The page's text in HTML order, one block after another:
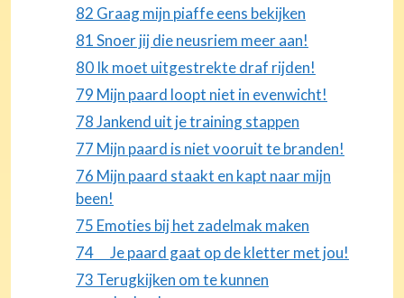
82 Graag mijn piaffe eens bekijken
81 Snoer jij die neusriem meer aan!
80 Ik moet uitgestrekte draf rijden!
79 Mijn paard loopt niet in evenwicht!
78 Jankend uit je training stappen
77 Mijn paard is niet vooruit te branden!
76 Mijn paard staakt en kapt naar mijn
been!
75 Emoties bij het zadelmak maken
74 Je paard gaat op de kletter met jou!
73 Terugkijken om te kunnen